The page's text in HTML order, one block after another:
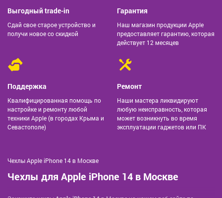
Выгодный trade-in
Сдай свое старое устройство и
получи новое со скидкой
Гарантия
Наш магазин продукции Apple
предоставляет гарантию, которая
действует 12 месяцев
Поддержка
Квалифицированная помощь по
настройке и ремонту любой
техники Apple (в городах Крыма и
Севастополе)
Ремонт
Наши мастера ликвидируют
любую неисправность, которая
может возникнуть во время
эксплуатации гаджетов или ПК
Чехлы Apple iPhone 14 в Москве
Чехлы для Apple iPhone 14 в Москве